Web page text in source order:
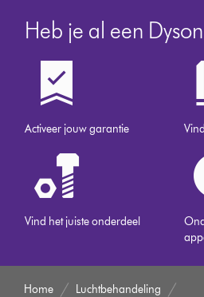
Heb je al een
Activeer jouw garantie
Vind het juiste onderdeel
Home
Luchtbehandeling